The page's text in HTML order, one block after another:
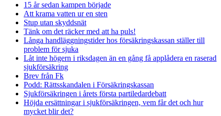
15 år sedan kampen började
Att krama vatten ur en sten
Stup utan skyddsnät
Tänk om det räcker med att ha puls!
Långa handläggningstider hos försäkringskassan ställer till
problem för sjuka
Låt inte högern i riksdagen än en gång få applådera en raserad
sjukförsäkring
Brev från Fk
Podd: Rättsskandalen i Försäkringskassan
Sjukförsäkringen i årets första partiledardebatt
Höjda ersättningar i sjukförsäkringen, vem får det och hur
mycket blir det?